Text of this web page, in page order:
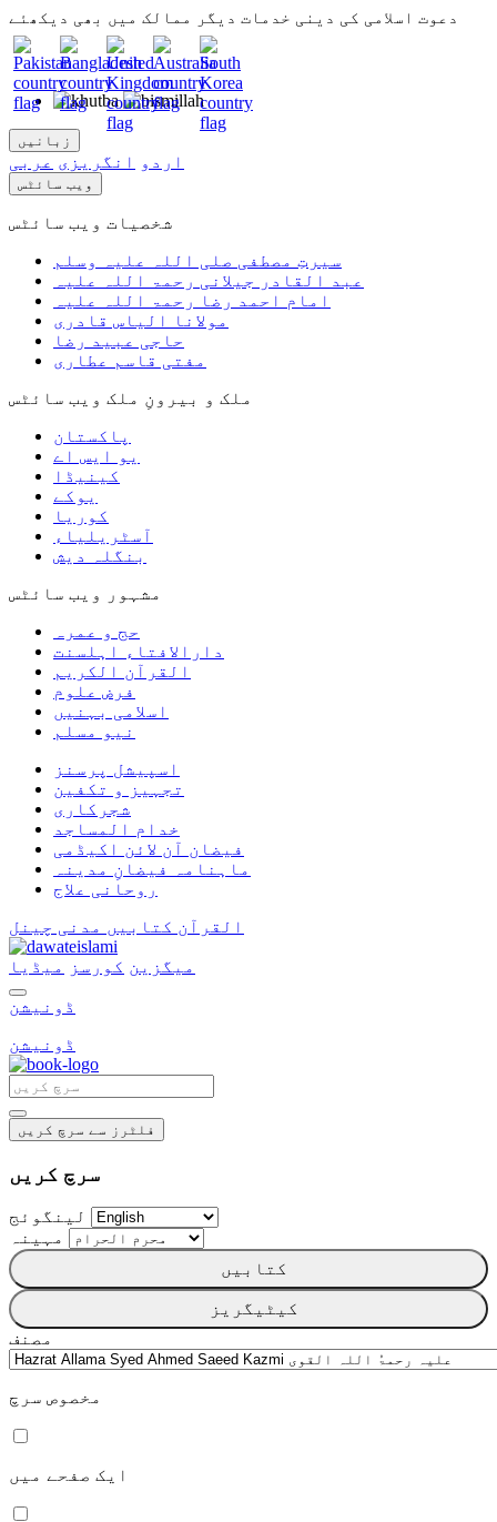
دعوت اسلامی کی دینی خدمات دیگر ممالک میں بھی دیکھئے
زبانیں
اردو انگریزی عربی
ویب سائٹس
شخصیات ویب سائٹس
سیرتِ مصطفی صلی اللہ علیہ وسلم
عبد القادر جیلانی رحمۃ اللہ علیہ
امام احمد رضا
رحمۃ اللہ علیہ
مولانا الیاس قادری
حاجی عبید رضا
مفتی قاسم عطاری
ملک و بیرونِ ملک ویب سائٹس
پاکستان
یو ایس اے
کینیڈا
یوکے
کوریا
آسٹریلیاء
بنگلہ دیش
مشہور ویب سائٹس
حج و عمرہ
دارالافتاء اہلسنت
القرآن الکریم
فرض علوم
اسلامی بہنیں
نیو مسلم
اسپیشل پرسنز
تجہیز و تکفین
شجرکاری
خدام المساجد
فیضان آن لائن اکیڈمی
ماہنامہ فیضانِ مدینہ
روحانی علاج
القرآن کتابیں مدنی چینل
میگزین کورسز میڈیا
ڈونیشن
ڈونیشن
فلٹرز سے سرچ کریں
سرچ کریں
لینگوئج
مہینہ
کتابیں
کیٹیگریز
مصنف
مخصوص سرچ
ایک صفحے میں